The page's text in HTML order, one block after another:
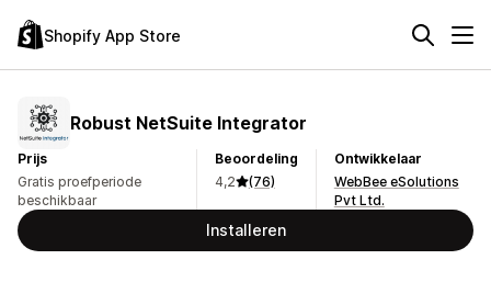
Shopify App Store
Robust NetSuite Integrator
Prijs
Gratis proefperiode
beschikbaar
Beoordeling
4,2
(76)
Ontwikkelaar
WebBee eSolutions
Pvt Ltd.
Installeren